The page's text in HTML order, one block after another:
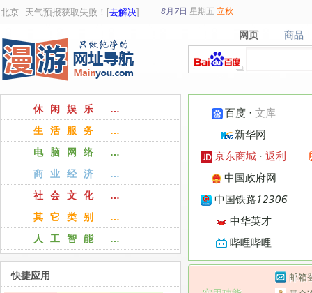
北京 天气预报获取失败！[去解决] 8月7日 星期五 立秋
网页
网页 商品
商品
百度 ·文库
新华网
京东商城 ·返利
中国政府网
中国铁路12306
中华英才
哔哩哔哩
邮箱
休闲娱乐 …
生活服务 …
电脑网络 …
商业经济 …
社会文化 …
其它类别 …
人工智能 …
快捷应用